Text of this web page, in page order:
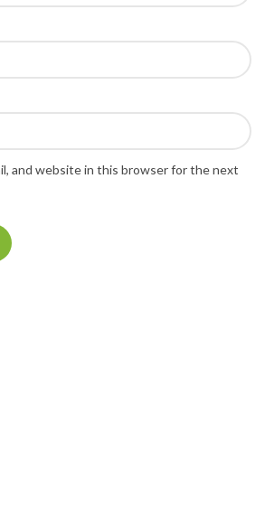
and website in this browser for the next